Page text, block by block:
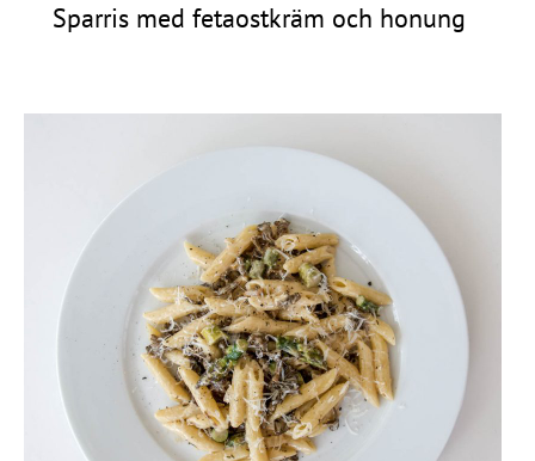
Kontakt
YouTube
Sparris med fetaostkräm och honung